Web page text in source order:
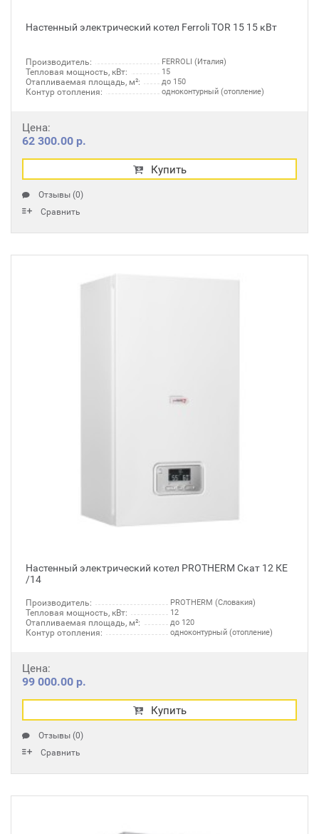
Настенный электрический котел Ferroli TOR 15 15 кВт
Производитель: FERROLI (Италия)
Тепловая мощность, кВт: 15
Отапливаемая площадь, м²: до 150
Контур отопления: одноконтурный (отопление)
Цена:
62 300.00 р.
Купить
Отзывы (0)
Сравнить
Настенный электрический котел PROTHERM Скат 12 КЕ
/14
Производитель: PROTHERM (Словакия)
Тепловая мощность, кВт: 12
Отапливаемая площадь, м²: до 120
Контур отопления: одноконтурный (отопление)
Цена:
99 000.00 р.
Купить
Отзывы (0)
Сравнить